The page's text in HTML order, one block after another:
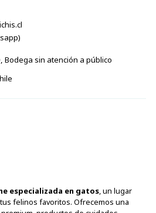
Bodega sin atención a público
especializada en gatos, un lugar
felinos favoritos. Ofrecemos una